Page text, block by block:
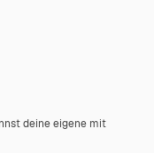
deine eigene mit